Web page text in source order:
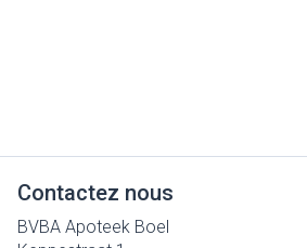
Contactez nous
BVBA Apoteek Boel